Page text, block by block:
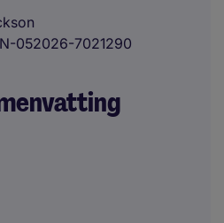
052026-7021290